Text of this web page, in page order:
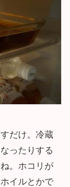
だけ。冷蔵
ったりする
。ホコリが
イルとかで